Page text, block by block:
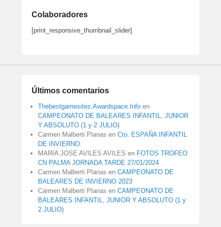
Colaboradores
[print_responsive_thumbnail_slider]
Últimos comentarios
Thebestgamesites.Awardspace.Info en
CAMPEONATO DE BALEARES INFANTIL, JUNIOR
Y ABSOLUTO (1 y 2 JULIO)
Carmen Malberti Planas en Cto. ESPAÑA INFANTIL
DE INVIERNO.
MARIA JOSE AVILES AVILES en FOTOS TROFEO
CN PALMA JORNADA TARDE 27/01/2024
Carmen Malberti Planas en CAMPEONATO DE
BALEARES DE INVIERNO 2023
Carmen Malberti Planas en CAMPEONATO DE
BALEARES INFANTIL, JUNIOR Y ABSOLUTO (1 y
2 JULIO)